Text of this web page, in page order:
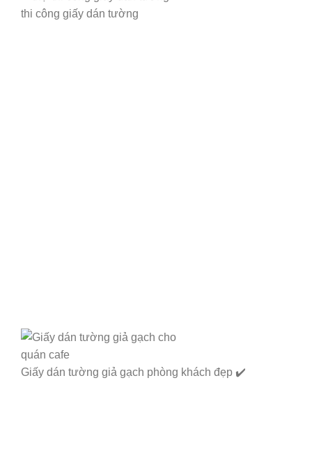
thi công giấy dán tường
Giấy dán tường giả gạch phòng khách đẹp ✔️